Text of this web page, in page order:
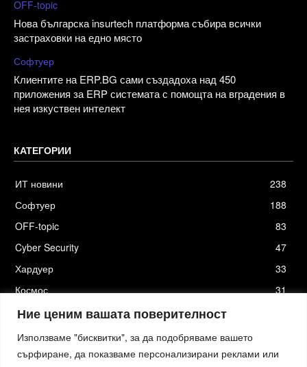
Ние ценим вашата поверителност
Използваме "бисквитки", за да подобряваме вашето
сърфиране, да показваме персонализирани реклами или
OFF-topic
Нова българска insurtech платформа събира всички
застраховки на едно място
Софтуер
Клиентите на ERP.BG сами създадоха над 450
приложения за ERP системата с помощта на вградения в
нея изкуствен интелект
КАТЕГОРИИ
ИТ новини
238
Софтуер
188
OFF-topic
83
Cyber Security
47
Хардуер
33
Космос
31
Стартъпи